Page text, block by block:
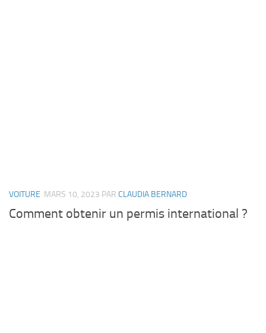
VOITURE MARS 10, 2023 PAR CLAUDIA BERNARD
Comment obtenir un permis international ?